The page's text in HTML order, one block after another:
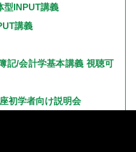
型INPUT講義
講義
記/会計学基本講義 視聴可
初学者向け説明会